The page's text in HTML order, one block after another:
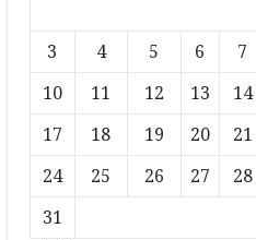
3
4 5 6 7
10
11 12 13 14
17
18 19 20 21
24
25 26 27 28
31